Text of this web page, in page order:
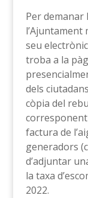
Per demanar
l’Ajuntament
seu
troba a la
dels
còpia del
corresponent
factura de
generadors
d’adjuntar
la taxa
2022.